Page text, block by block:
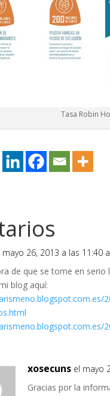
Tasa Robin
mayo 26, 2013 a las 11:40
de que se tome en
blog aquí:
xosecuns el mayo
Gracias por la